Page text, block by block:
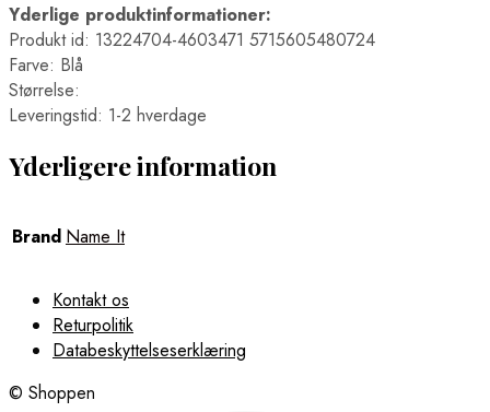
Yderlige produktinformationer:
Produkt id: 13224704-4603471 5715605480724
Farve: Blå
Størrelse:
Leveringstid: 1-2 hverdage
Yderligere information
Brand Name It
Kontakt os
Returpolitik
Databeskyttelseserklæring
© Shoppen